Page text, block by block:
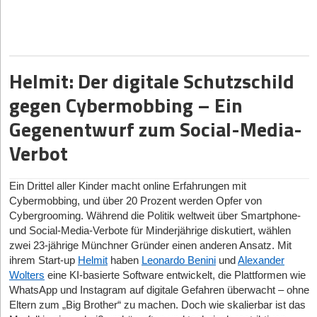
Prof. Dr. med. Klaus M. Peters, Chefarzt der Orthopädie der Dr.
Becker Rhein-Sieg-Klinik, betreute u.a. die Entwicklung der
Die Botschaft des erst seit Kurzem am Markt agierenden Start-
ups ist selbstbewusst: Man habe das „erste Betriebssystem für
skalierbaren, rechtssicheren Markensound“ erschaffen. Sonica
verspricht, Voice-Artists die Kontrolle und Vergütung
zurückzugeben und gleichzeitig das juristische Risiko für
Corporate-Kund*innen zu eliminieren.
einfach nur das Feld zu überlassen? Die Wurzeln der Plattform
reichen deutlich tiefer als der aktuelle KI-Hype, erklärt Mitgründer
Vincent Raciti. Schon vor knapp zehn Jahren habe man
gemeinsam mit Hochschulen eigene Machine-Learning-
Technologien entwickelt. „Der eigentliche Auslöser kam dann mit
den Fortschritten der generativen KI“, blickt Raciti zurück. Dabei
sei dem Team schnell ein gravierendes Defizit am Markt
aufgefallen: „Wir haben gemerkt, dass zwischen
beeindruckenden Demos amerikanischer Foundation Models
Helmit: Der digitale Schutzschild
gegen Cybermobbing – Ein
Gegenentwurf zum Social-Media-
Verbot
Ein Drittel aller Kinder macht online Erfahrungen mit
Cybermobbing, und über 20 Prozent werden Opfer von
Cybergrooming. Während die Politik weltweit über Smartphone-
und Social-Media-Verbote für Minderjährige diskutiert, wählen
zwei 23-jährige Münchner Gründer einen anderen Ansatz. Mit
ihrem Start-up Helmit haben Leonardo Benini und Alexander
Wolters eine KI-basierte Software entwickelt, die Plattformen wie
WhatsApp und Instagram auf digitale Gefahren überwacht – ohne
Eltern zum „Big Brother“ zu machen. Doch wie skalierbar ist das